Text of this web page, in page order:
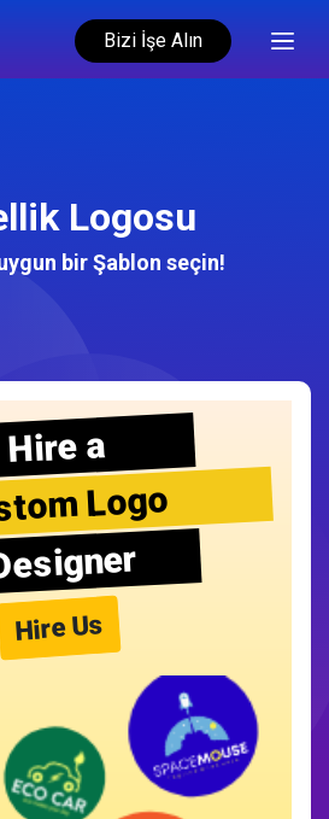
Bizi İşe Alın
Logosu
bir Şablon seçin!
Hire a
Logo
Hire Us